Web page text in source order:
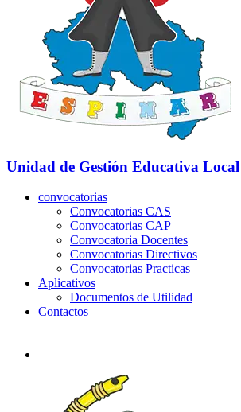
Unidad de Gestión Educativa Local
convocatorias
Convocatorias CAS
Convocatorias CAP
Convocatoria Docentes
Convocatorias Directivos
Convocatorias Practicas
Aplicativos
Documentos de Utilidad
Contactos